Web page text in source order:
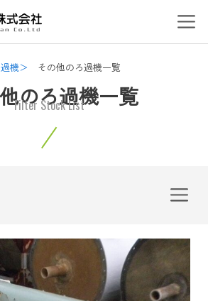
Menu
機＞ その他のろ過機一覧
のろ過機一覧
Filter Stock List
Menu